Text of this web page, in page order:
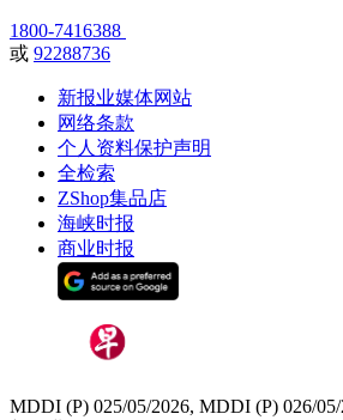
1800-7416388
或 92288736
新报业媒体网站
网络条款
个人资料保护声明
全检索
ZShop集品店
海峡时报
商业时报
MDDI (P) 025/05/2026, MDDI (P) 026/05/